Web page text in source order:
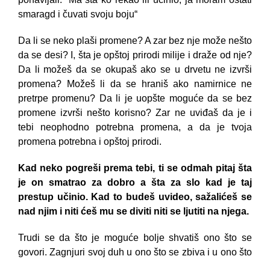
smaragd i čuvati svoju boju“
Da li se neko plaši promene? A zar bez nje može nešto
da se desi? I, šta je opštoj prirodi milije i draže od nje?
Da li možeš da se okupaš ako se u drvetu ne izvrši
promena? Možeš li da se hraniš ako namirnice ne
pretrpe promenu? Da li je uopšte moguće da se bez
promene izvrši nešto korisno? Zar ne uviđaš da je i
tebi neophodno potrebna promena, a da je tvoja
promena potrebna i opštoj prirodi.
Kad neko pogreši prema tebi, ti se odmah pitaj šta
je on smatrao za dobro a šta za slo kad je taj
prestup učinio. Kad to budeš uvideo, sažalićeš se
nad njim i niti ćeš mu se diviti niti se ljutiti na njega.
Trudi se da što je moguće bolje shvatiš ono što se
govori. Zagnjuri svoj duh u ono što se zbiva i u ono što